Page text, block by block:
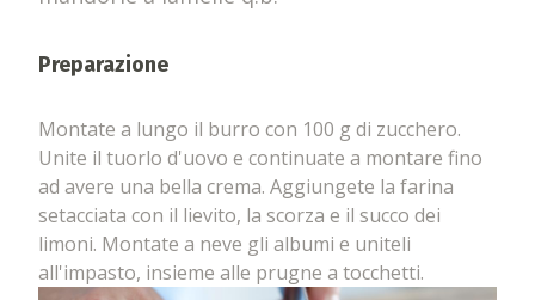
Preparazione
Montate a lungo il burro con 100 g di zucchero.
Unite il tuorlo d'uovo e continuate a montare fino
ad avere una bella crema. Aggiungete la farina
setacciata con il lievito, la scorza e il succo dei
limoni. Montate a neve gli albumi e uniteli
all'impasto, insieme alle prugne a tocchetti.